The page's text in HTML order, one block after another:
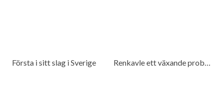
Första i sitt slag i Sverige Renkavle ett växande problem